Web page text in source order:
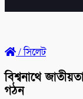
/সিলেট
বিশ্বনাথে
গঠন